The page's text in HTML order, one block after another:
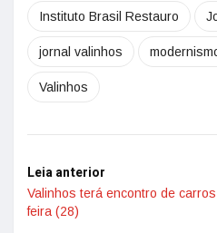
Instituto Brasil Restauro
jornal valinhos
Valinhos
Leia anterior
Valinhos terá encontro de
feira (28)